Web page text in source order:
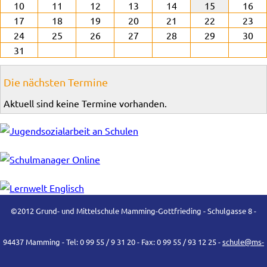
10
11 12 13 14 15
16
17
18 19 20 21 22
23
24
25 26 27 28 29
30
31
Die nächsten Termine
Aktuell sind keine Termine vorhanden.
©2012 Grund- und Mittelschule Mamming-Gottfrieding - Schulgasse 8 -
94437 Mamming - Tel: 0 99 55 / 9 31 20 - Fax: 0 99 55 / 93 12 25 -schule@ms-